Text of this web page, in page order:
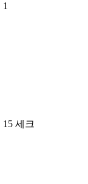
1
15 세크